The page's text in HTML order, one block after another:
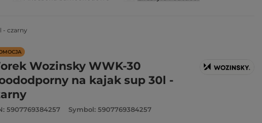
- czarny
Wozinsky WWK-30
na kajak sup 30l -
5907769384257 Symbol: 5907769384257